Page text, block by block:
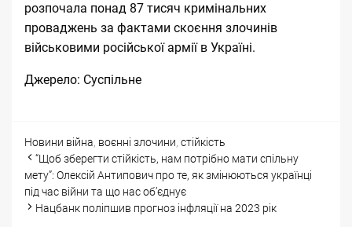
розпочала понад 87 тисяч кримінальних
проваджень за фактами скоєння злочинів
військовими російської армії в Україні.
Джерело: Суспільне
Categories
Новини Tags
війна, воєнні злочини, стійкість
Post
navigation
“Щоб зберегти стійкість, нам потрібно мати спільну
мету”: Олексій Антипович про те, як змінюються українці
під час війни та що нас об’єднує
Нацбанк поліпшив прогноз інфляції на 2023 рік